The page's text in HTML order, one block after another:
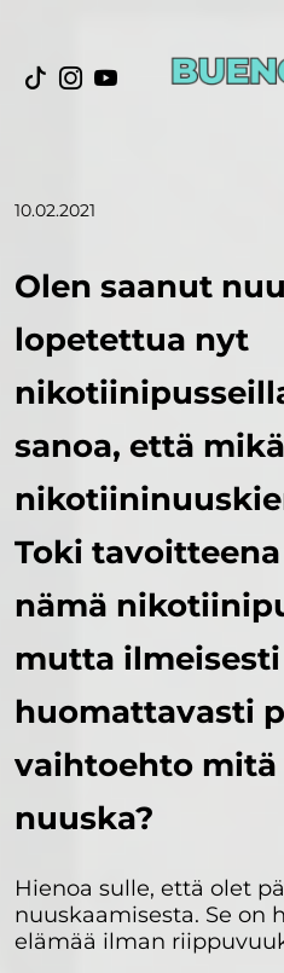
10.02.2021
Olen saanut
lopetettua nyt
sanoa, että
Toki
nämä
mutta ilmeisesti
huomattavasti
vaihtoehto mitä
nuuska?
Hienoa sulle, että olet
nuuskaamisesta. Se on
elämää ilman